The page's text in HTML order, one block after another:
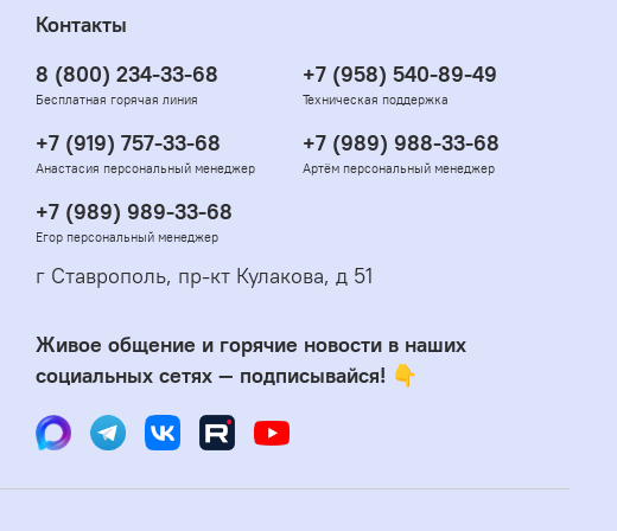
Контакты
8 (800) 234-33-68
Бесплатная горячая линия
+7 (958) 540-89-49
Техническая поддержка
+7 (919) 757-33-68
Анастасия персональный менеджер
+7 (989) 988-33-68
Артём персональный менеджер
+7 (989) 989-33-68
Егор персональный менеджер
г Ставрополь, пр-кт Кулакова, д 51
Живое общение и горячие новости в наших
социальных сетях — подписывайся! 👇